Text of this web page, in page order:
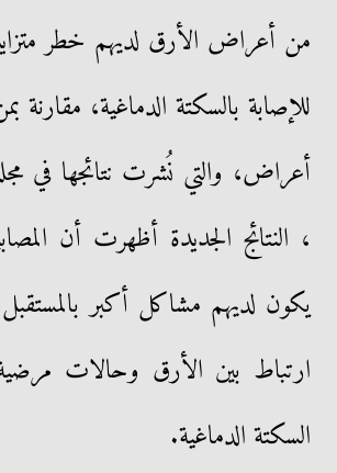
للإصابة بالسكتة الدماغية، مقارنة
، النتائج الجديدة أظهرت أن
يكون لديهم مشاكل أكبر
ارتباط بين الأرق وحالات
السكتة الدماغية.